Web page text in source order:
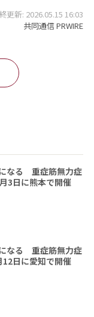
更新: 2026.05.15 16:03
共同通信 PRWIRE
なる 重症筋無力症
3日に熊本で開催
なる 重症筋無力症
日に愛知で開催